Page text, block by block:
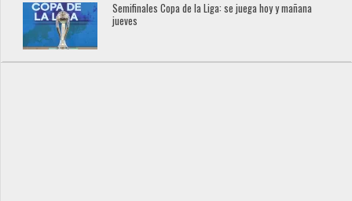
Semifinales Copa de la Liga: se juega hoy y mañana
jueves